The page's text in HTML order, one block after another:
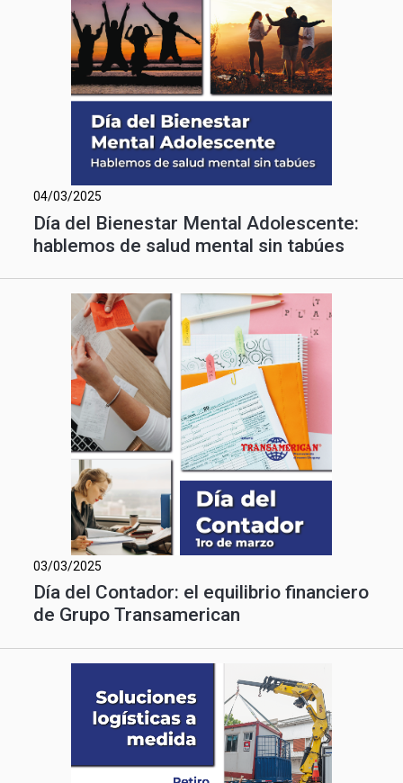
04/03/2025
Día del Bienestar Mental Adolescente:
hablemos de salud mental sin tabúes
03/03/2025
Día del Contador: el equilibrio financiero
de Grupo Transamerican